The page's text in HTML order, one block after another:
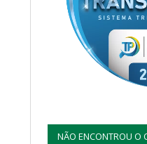
NÃO ENCONTROU O